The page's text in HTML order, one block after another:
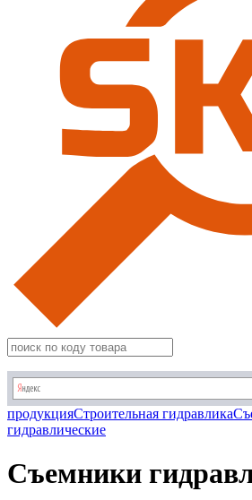
продукцияСтроительная гидравлика
гидравлические
Съемники